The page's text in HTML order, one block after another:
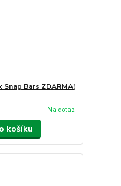
Snag Bars ZDARMA!
Na dotaz
košíku